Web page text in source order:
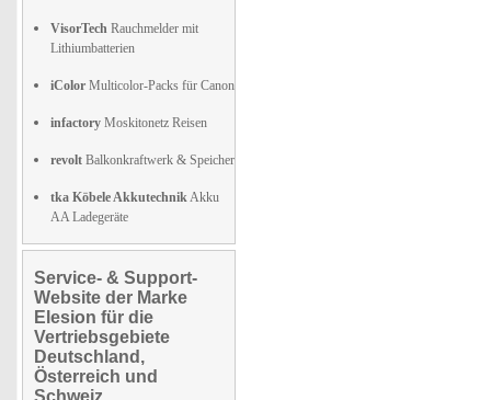
VisorTech Rauchmelder mit
Lithiumbatterien
iColor Multicolor-Packs für Canon
infactory Moskitonetz Reisen
revolt Balkonkraftwerk & Speicher
tka Köbele AkkutechnikAkku
AA Ladegeräte
Service- & Support-
Website der Marke
Elesion für die
Vertriebsgebiete
Deutschland,
Österreich und
Schweiz